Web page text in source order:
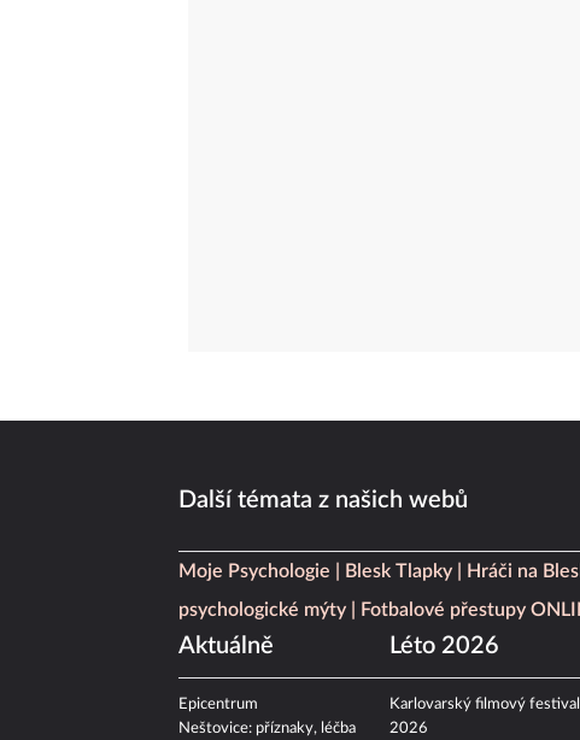
Další témata z našich webů
Moje Psychologie Blesk Tlapky Hráči na
psychologické mýty
Fotbalové přestupy
Aktuálně
Epicentrum
Neštovice: příznaky, léčba
Léto 2026
Karlovarský filmový festival
2026